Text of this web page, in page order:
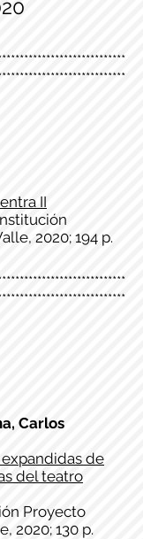
II
2020; 194 p.
Carlos
de
del teatro
Proyecto
2020; 130 p.